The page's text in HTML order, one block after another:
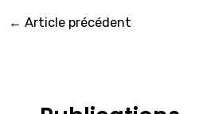
← Article précédent